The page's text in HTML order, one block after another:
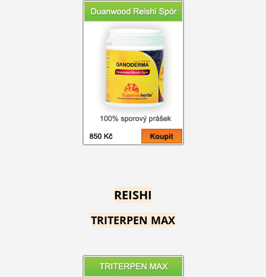
REISHI
TRITERPEN MAX